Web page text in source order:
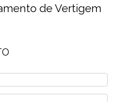
de Vertigem